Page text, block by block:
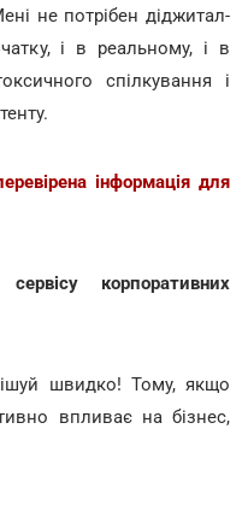
не потрібен діджитал-
і в реальному, і в
спілкування і
інформація для
корпоративних
швидко! Тому, якщо
впливає на бізнес,